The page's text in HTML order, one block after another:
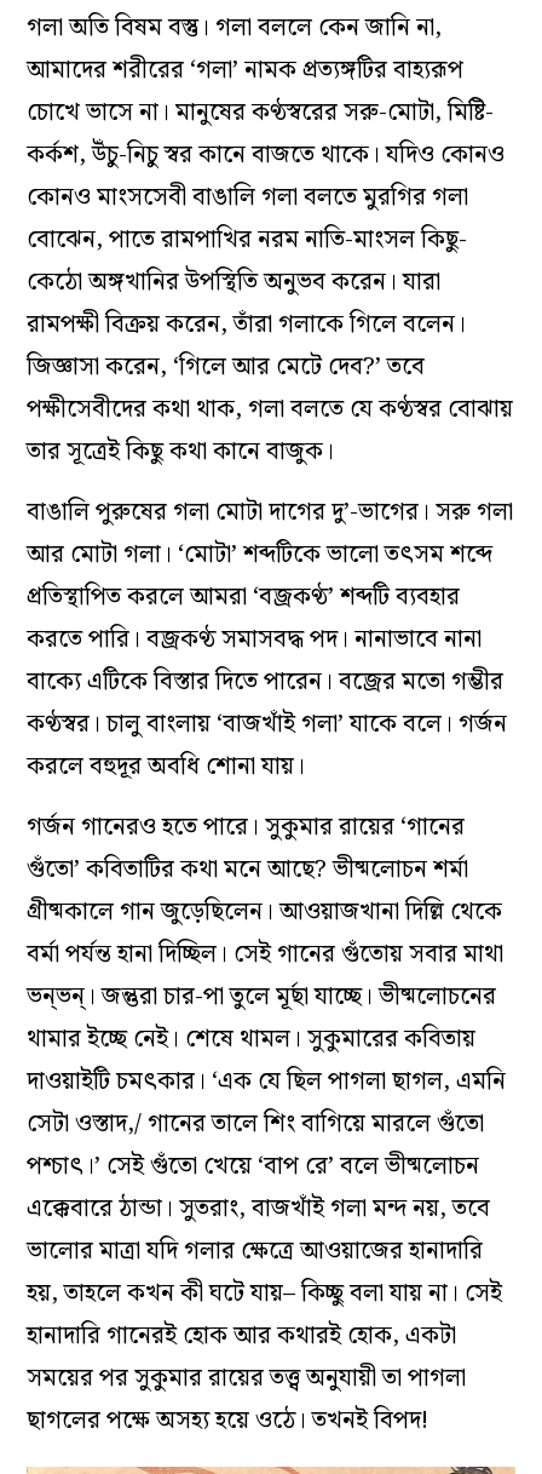
গলা অতি বিষম বস্তু। গলা বললে কেন জানি না,
আমাদের শরীরের ‘গলা’ নামক প্রত্যঙ্গটির বাহ্যরূপ
চোখে ভাসে না। মানুষের কণ্ঠস্বরের সরু-মোটা, মিষ্টি-
কর্কশ, উঁচু-নিচু স্বর কানে বাজতে থাকে। যদিও কোনও
কোনও মাংসসেবী বাঙালি গলা বলতে মুরগির গলা
বোঝেন, পাতে রামপাখির নরম নাতি-মাংসল কিছু-
কেঠো অঙ্গখানির উপস্থিতি অনুভব করেন। যারা
রামপক্ষী বিক্রয় করেন, তাঁরা গলাকে গিলে বলেন।
জিজ্ঞাসা করেন, ‘গিলে আর মেটে দেব?’ তবে
পক্ষীসেবীদের কথা থাক, গলা বলতে যে কণ্ঠস্বর বোঝায়
তার সূত্রেই কিছু কথা কানে বাজুক।
বাঙালি পুরুষের গলা মোটা দাগের দু’-ভাগের। সরু গলা
আর মোটা গলা। ‘মোটা’ শব্দটিকে ভালো তৎসম শব্দে
প্রতিস্থাপিত করলে আমরা ‘বজ্রকণ্ঠ’ শব্দটি ব্যবহার
করতে পারি। বজ্রকণ্ঠ সমাসবদ্ধ পদ। নানাভাবে নানা
বাক্যে এটিকে বিস্তার দিতে পারেন। বজ্রের মতো গম্ভীর
কণ্ঠস্বর। চালু বাংলায় ‘বাজখাঁই গলা’ যাকে বলে। গর্জন
করলে বহুদূর অবধি শোনা যায়।
গর্জন গানেরও হতে পারে। সুকুমার রায়ের ‘গানের
গুঁতো’ কবিতাটির কথা মনে আছে? ভীষ্মলোচন শর্মা
গ্রীষ্মকালে গান জুড়েছিলেন। আওয়াজখানা দিল্লি থেকে
বর্মা পর্যন্ত হানা দিচ্ছিল। সেই গানের গুঁতোয় সবার মাথা
ভন্‌ভন্‌। জন্তুরা চার-পা তুলে মূর্ছা যাচ্ছে। ভীষ্মলোচনের
থামার ইচ্ছে নেই। শেষে থামল। সুকুমারের কবিতায়
দাওয়াইটি চমৎকার। ‘এক যে ছিল পাগলা ছাগল, এমনি
সেটা ওস্তাদ,/ গানের তালে শিং বাগিয়ে মারলে গুঁতো
পশ্চাৎ।’ সেই গুঁতো খেয়ে ‘বাপ রে’ বলে ভীষ্মলোচন
এক্কেবারে ঠান্ডা। সুতরাং, বাজখাঁই গলা মন্দ নয়, তবে
ভালোর মাত্রা যদি গলার ক্ষেত্রে আওয়াজের হানাদারি
হয়, তাহলে কখন কী ঘটে যায়– কিচ্ছু বলা যায় না। সেই
হানাদারি গানেরই হোক আর কথারই হোক, একটা
সময়ের পর সুকুমার রায়ের তত্ত্ব অনুযায়ী তা পাগলা
ছাগলের পক্ষে অসহ্য হয়ে ওঠে। তখনই বিপদ!